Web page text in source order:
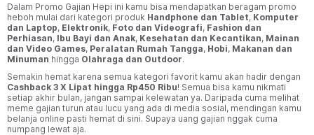
Dalam Promo Gajian Hepi ini kamu bisa mendapatkan beragam promo
heboh mulai dari kategori produk Handphone dan Tablet, Komputer
dan Laptop, Elektronik, Foto dan Videografi, Fashion dan
Perhiasan, Ibu Bayi dan Anak, Kesehatan dan Kecantikan, Mainan
dan Video Games, Peralatan Rumah Tangga, Hobi, Makanan dan
Minuman hingga Olahraga dan Outdoor.
Semakin hemat karena semua kategori favorit kamu akan hadir dengan
Cashback 3 X Lipat hingga Rp450 Ribu! Semua bisa kamu nikmati
setiap akhir bulan, jangan sampai kelewatan ya. Daripada cuma melihat
meme gajian turun atau lucu yang ada di media sosial, mendingan kamu
belanja online pasti hemat di sini. Supaya uang gajian nggak cuma
numpang lewat aja.